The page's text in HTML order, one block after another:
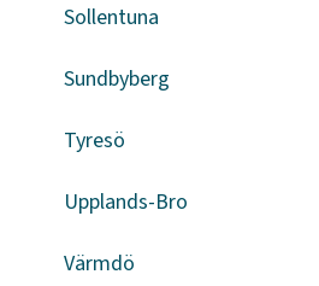
Sollentuna
Sundbyberg
Tyresö
Upplands-Bro
Värmdö